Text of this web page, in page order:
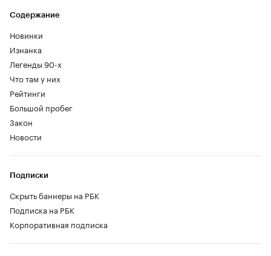
Содержание
Новинки
Изнанка
Легенды 90-х
Что там у них
Рейтинги
Большой пробег
Закон
Новости
Подписки
Скрыть баннеры на РБК
Подписка на РБК
Корпоративная подписка